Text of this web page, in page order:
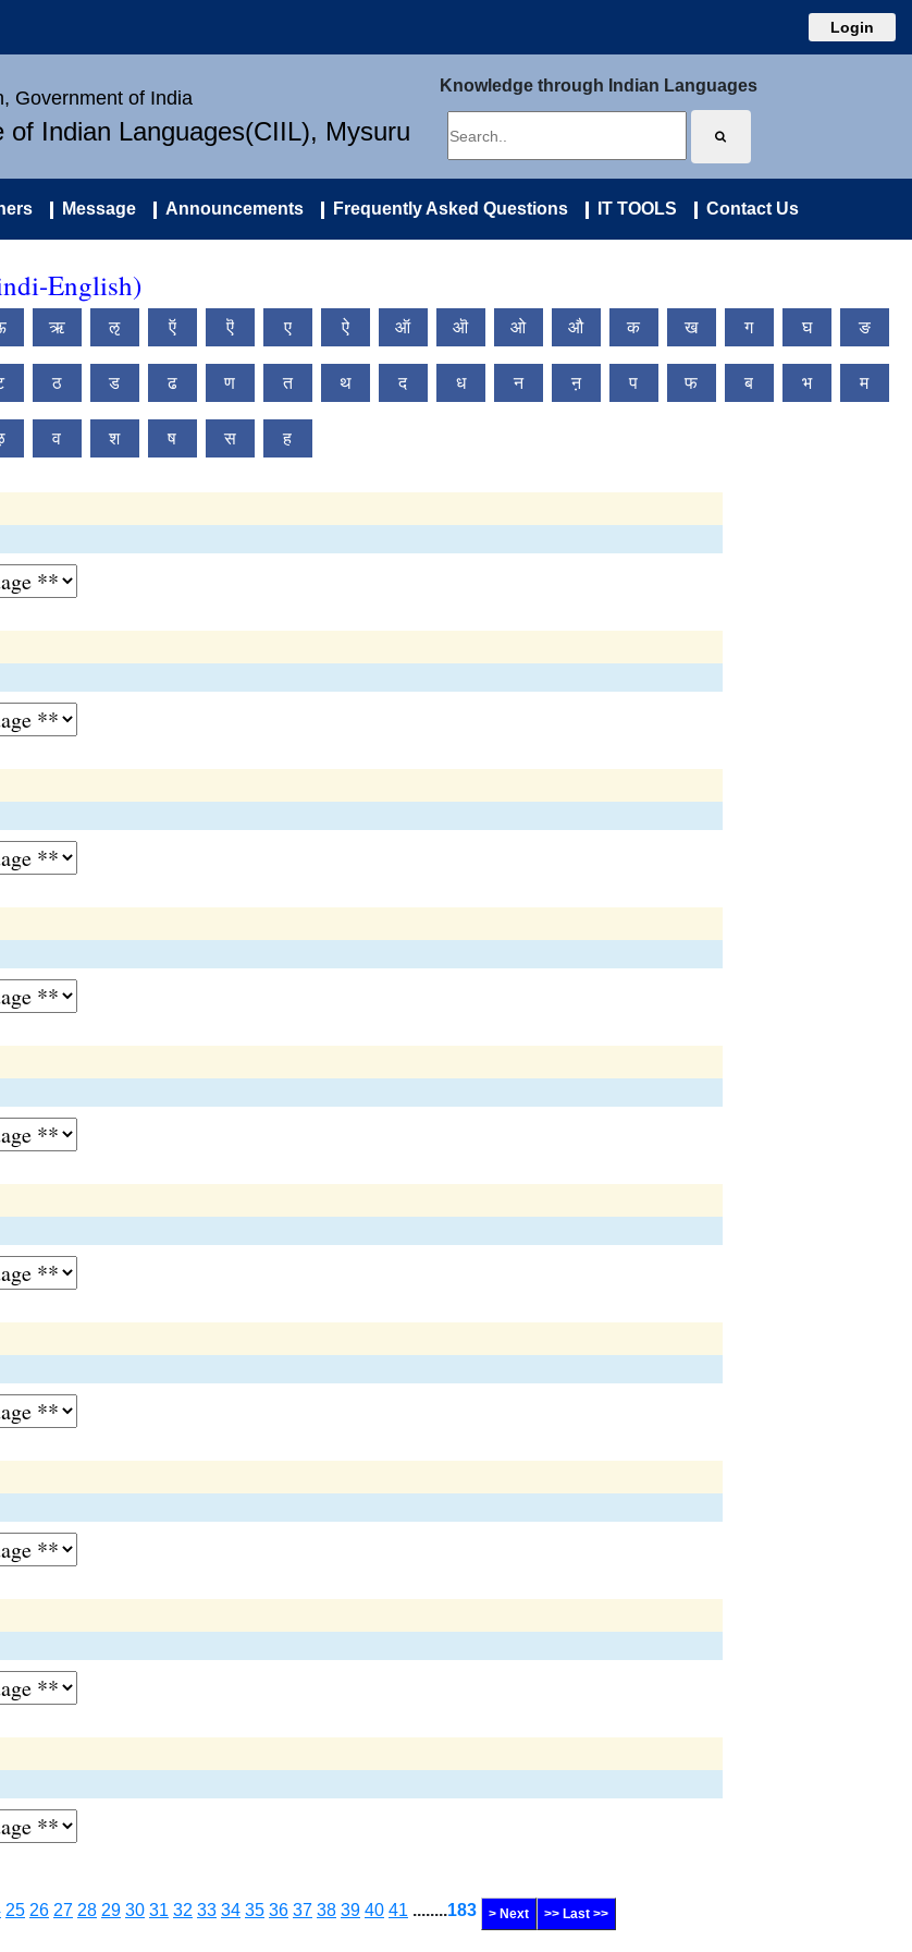
Login
Government of India
of Indian Languages(CIIL), Mysuru
Knowledge through Indian Languages
Message Announcements Frequently Asked Questions IT TOOLS Contact Us
English)
ऋ ऌ ऍ ऎ ए ऐ ऑ ऒ ओ औ क ख ग घ ङ
ठ ड ढ ण त थ द ध न ऩ प फ ब भ म
व श ष स ह
25 26 27 28 29 30 31 32 33 34 35 36 37 38 39 40 41 ........183 > Next >> Last >>